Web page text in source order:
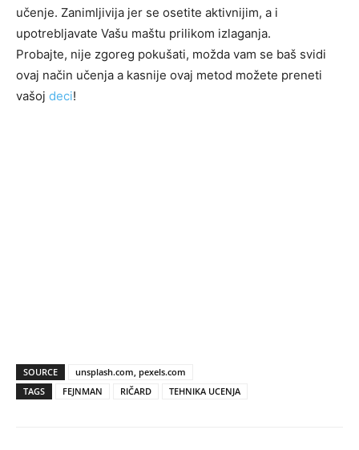
učenje. Zanimljivija jer se osetite aktivnijim, a i
upotrebljavate Vašu maštu prilikom izlaganja.
Probajte, nije zgoreg pokušati, možda vam se baš svidi
ovaj način učenja a kasnije ovaj metod možete preneti
vašoj deci!
SOURCE
unsplash.com, pexels.com
TAGS
FEJNMAN RIČARD TEHNIKA UCENJA